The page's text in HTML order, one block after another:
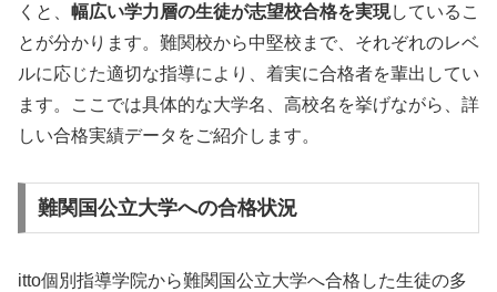
くと、 幅広い学力層の生徒が志望校合格を実現しているこ
とが分かります。難関校から中堅校まで、それぞれのレベ
ルに応じた適切な指導により、着実に合格者を輩出してい
ます。ここでは具体的な大学名、高校名を挙げながら、詳
しい合格実績データをご紹介します。
難関国公立大学への合格状況
itto個別指導学院から難関国公立大学へ合格した生徒の多